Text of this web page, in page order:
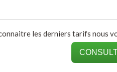
les derniers tarifs nous